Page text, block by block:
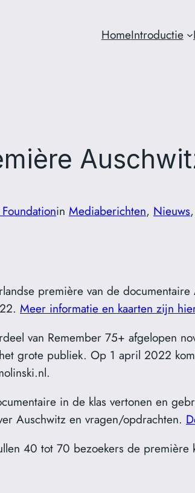
HomeIntroductie
in Mediaberichten, Nieuws,
première van de
Meer informatie en kaarten zijn
van Remember 75+ afgelopen
grote publiek. Op 1 april 2022
in de klas vertonen en
Auschwitz en vragen/opdrachten.
40 tot 70 bezoekers de première